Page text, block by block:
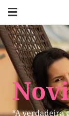
“A verdadeira